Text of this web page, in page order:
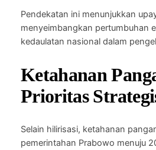
Pendekatan ini menunjukkan
menyeimbangkan pertumbuhan
kedaulatan nasional dalam
Ketahanan
Prioritas
Selain hilirisasi, ketahanan
pemerintahan Prabowo menuju